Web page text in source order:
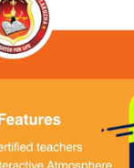
solida e
Attraverso